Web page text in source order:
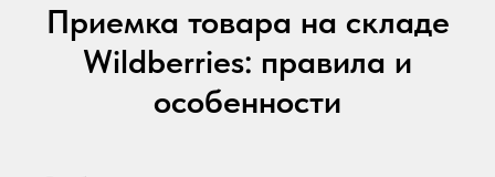
Приемка товара на складе
Wildberries: правила и
особенности